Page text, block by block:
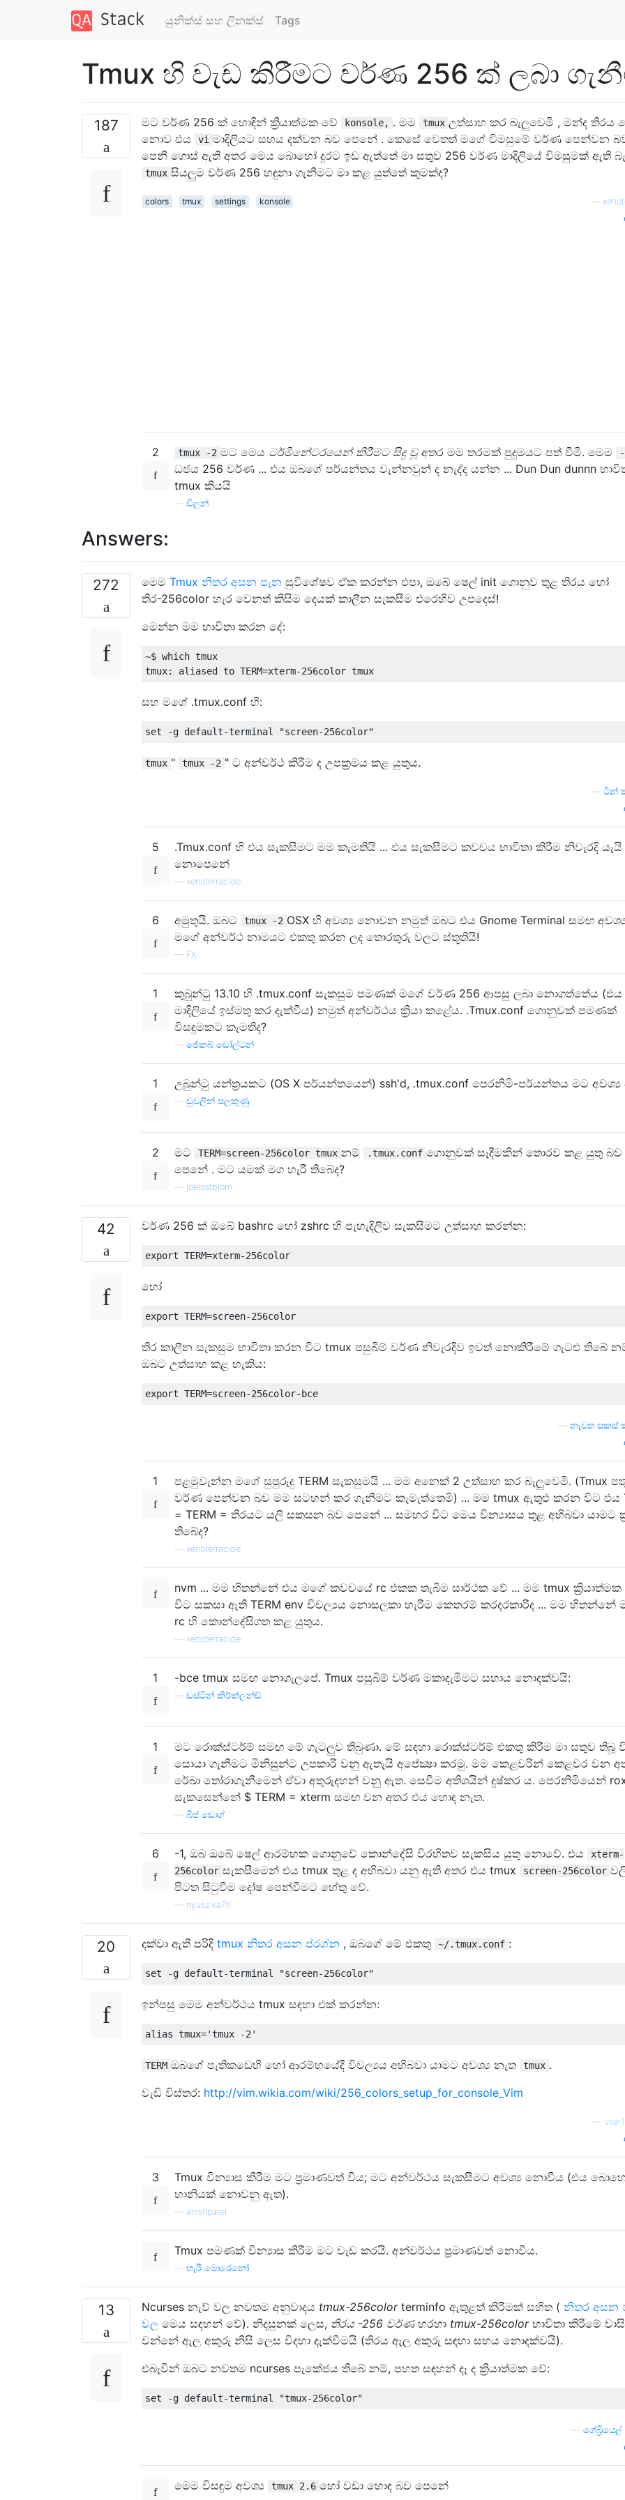
යුනික්ස් සහ ලිනක්ස් Tags
Tmux හි වැඩ කිරීමට වර්ණ 256 ක් ලබා
187 මට වර්ණ 256 ක් හොඳින් ක්‍රියාත්මක වේ konsole, . මම tmux උත්සාහ කර බැලුවෙමි , මන්ද තිරය
නොව එය
vi මාදිලියට සහය දක්වන බව පෙනේ . කෙසේ වෙතත් මගේ විමසුමේ වර්ණ පෙන්වන
පෙනී ගොස් ඇති අතර මෙය බොහෝ දුරට ඉඩ ඇත්තේ මා සතුව 256 වර්ණ මාදිලියේ විමසුමක් ඇති
tmux සියලුම වර්ණ 256 හඳුනා ගැනීමට මා කළ යුත්තේ කුමක්ද?
colors tmux settings konsole
2 tmux -2 මට මෙය ටර්මිනේටරයෙන් කිරීමට සිදු වූඅතර මම තරමක් පුදුමයට පත් වීමි. මෙම
ධජය 256 වර්ණ ... එය ඔබගේ පර්යන්තය වැන්නවුන් ද නැද්ද යන්න ... Dun Dun dunnn
tmux කියයි
ඩිලන්
Answers:
272 මෙම Tmux නිතර අසන පැන සුවිශේෂව ඒක කරන්න එපා, ඔබේ ෂෙල් init ගොනුව තුළ තිරය හෝ
තිර-256color හැර වෙනත් කිසිම දෙයක් කාලීන සැකසීම එරෙහිව උපදෙස්!
මෙන්න මම භාවිතා කරන දේ:
~$ which tmux
සහ මගේ .tmux.conf හි:
tmux " tmux -2 " ට අන්වර්ථ කිරීම ද උපක්‍රමය කළ යුතුය.
ටින්
5
.Tmux.conf හි එය සැකසීමට මම කැමතියි ... එය සැකසීමට කවචය භාවිතා කිරීම නිවැරදි යැයි
නොපෙනේ
xenoterracide
6 අමුතුයි. ඔබට tmux -2 OSX හි අවශ්‍ය නොවන නමුත් ඔබට එය Gnome Terminal සමඟ
මගේ අන්වර්ථ නාමයට එකතු කරන ලද තොරතුරු වලට ස්තූතියි!
— FX
1
කුබුන්ටු 13.10 හි .tmux.conf සැකසුම පමණක් මගේ වර්ණ 256 ආපසු ලබා නොගත්තේය (එය
මාදිලියේ ඉස්මතු කර දැක්වීය) නමුත් අන්වර්ථය ක්‍රියා කළේය. .Tmux.conf ගොනුවක් පමණක්
විසඳුමකට කැමතිද?
ජේකබ් ඩෝල්ටන්
1 උබුන්ටු යන්ත්‍රයකට (OS X පර්යන්තයෙන්) ssh'd, .tmux.conf පෙරනිමි-පර්යන්තය මට අවශ්‍ය
ඩුවලින් සලකුණු
2 මට TERM=screen-256color tmux නම් .tmux.conf ගොනුවක් සෑදීමකින් තොරව කළ යුතු බව
පෙනේ . මට යමක් මග හැරී තිබේද?
joelostblom
42 වර්ණ 256 ක් ඔබේ bashrc හෝ zshrc හි පැහැදිලිව සැකසීමට උත්සාහ කරන්න:
හෝ
තිර කාලීන සැකසුම භාවිතා කරන විට tmux පසුබිම් වර්ණ නිවැරදිව ඉවත් නොකිරීමේ ගැටළු තිබේ
ඔබට උත්සාහ කළ හැකිය:
නැවත සකස්
1
පළමුවැන්න මගේ සුපුරුදු TERM සැකසුමයි ... මම අනෙක් 2 උත්සාහ කර බැලුවෙමි. (Tmux
වර්ණ පෙන්වන බව මම සටහන් කර ගැනීමට කැමැත්තෙමි) ... මම tmux ඇතුළු කරන විට එය
= TERM = තිරයට යලි සකසන බව පෙනේ ... සමහර විට මෙය වින්‍යාසය තුළ අභිබවා යාමට
තිබේද?
xenoterracide
nvm ... මම හිතන්නේ එය මගේ කවචයේ rc එකක තැබීම සාර්ථක වේ ... මම tmux
විට සකසා ඇති TERM env විචල්‍යය නොසලකා හැරීම කෙතරම් කරදරකාරීද ... මම හිතන්නේ
rc හි කොන්දේසිගත කළ යුතුය.
xenoterracide
1 -bce tmux සමඟ නොගැලපේ. Tmux පසුබිම් වර්ණ මකාදැමීමට සහාය නොදක්වයි:
ඩස්ටින් කිර්ක්ලන්ඩ්
1
මට රොක්ස්ටර්ම් සමඟ මේ ගැටලුව තිබුණා. මේ සඳහා රොක්ස්ටර්ම් එකතු කිරීම මා සතුව තිබූ
සොයා ගැනීමට මිනිසුන්ට උපකාරී වනු ඇතැයි අපේක්‍ෂා කරමු. මම කෙළවරින් කෙළවර වන
රේඛා තෝරාගැනීමෙන් ඒවා අතුරුදහන් වනු ඇත. සෙවීම අතිශයින් දුෂ්කර ය. පෙරනිමියෙන්
සැකසෙන්නේ $ TERM = xterm සමඟ වන අතර එය හොඳ නැත.
බීප් ඩොග්
6 -1, ඔබ ඔබේ ෂෙල් ආරම්භක ගොනුවේ කොන්දේසි විරහිතව සැකසිය යුතු නොවේ. එය
xterm-
256color සැකසීමෙන් එය tmux තුළ ද අභිබවා යනු ඇති අතර එය tmux screen-256color
පිටත සිටුවීම දෝෂ පෙන්වීමට හේතු වේ.
nyuszika7h
20 දක්වා ඇති පරිදි tmux නිතර අසන ප්රශ්න , ඔබගේ මේ එකතු ~/.tmux.conf :
ඉන්පසු මෙම අන්වර්ථය tmux සඳහා එක් කරන්න:
TERM ඔබගේ පැතිකඩෙහි හෝ ආරම්භයේදී විචල්‍යය අභිබවා යාමට අවශ්‍ය නැත tmux .
වැඩි විස්තර: http://vim.wikia.com/wiki/256_colors_setup_for_console_Vim
3
Tmux වින්‍යාස කිරීම මට ප්‍රමාණවත් විය; මට අන්වර්ථය සැකසීමට අවශ්‍ය නොවීය (එය
හානියක් නොවනු ඇත).
anishpatel
Tmux පමණක් වින්‍යාස කිරීම මට වැඩ කරයි. අන්වර්ථය ප්‍රමාණවත් නොවීය.
හැරී මොරෙනෝ
13 Ncurses නැව් වල නවතම අනුවාදය tmux-256colorterminfo ඇතුළත් කිරීමක් සහිත ( නිතර අසන
වල මෙය සඳහන් වේ). නිදසුනක් ලෙස, තිරය -256 වර්ණහරහා tmux-256colorභාවිතා කිරීමේ
වන්නේ ඇල අකුරු නිසි ලෙස විදහා දැක්වීමයි (තිරය ඇල අකුරු සඳහා සහය නොදක්වයි).
එබැවින් ඔබට නවතම ncurses පැකේජය තිබේ නම්, පහත සඳහන් දෑ ද ක්‍රියාත්මක වේ:
ගේබ්‍රියෙල්
මෙම විසඳුම අවශ්‍ය tmux 2.6 හෝ වඩා හොඳ බව පෙනේ